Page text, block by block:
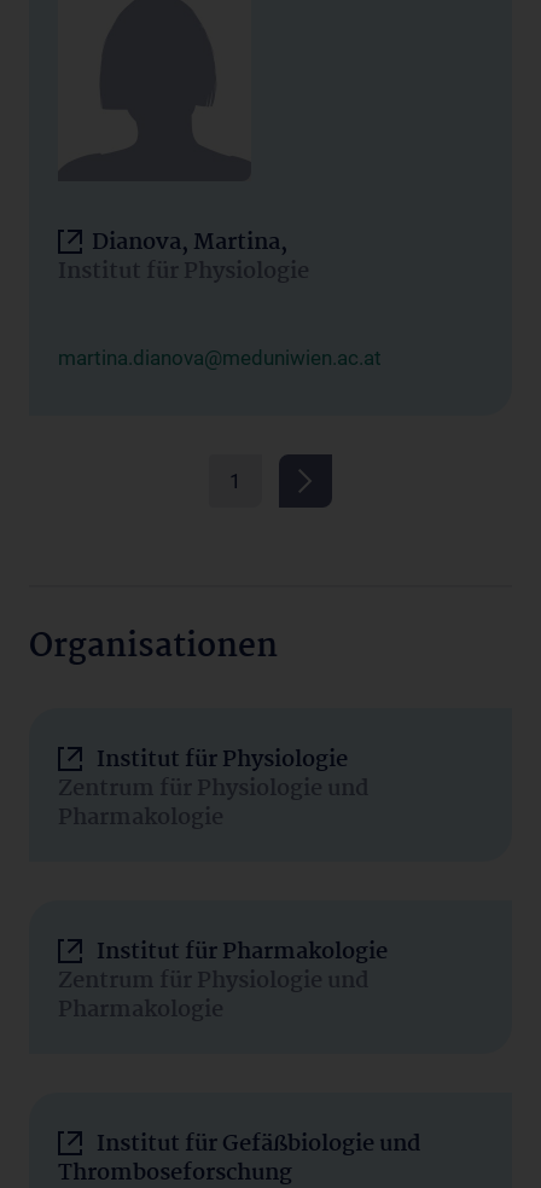
Dianova, Martina,
Institut für Physiologie
martina.dianova@meduniwien.ac.at
1
Organisationen
Institut für Physiologie
Zentrum für Physiologie und
Pharmakologie
Institut für Pharmakologie
Zentrum für Physiologie und
Pharmakologie
Institut für Gefäßbiologie und
Thromboseforschung